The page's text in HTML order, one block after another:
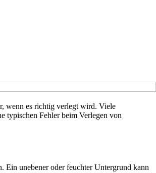
wenn es richtig verlegt wird. Viele
typischen Fehler beim Verlegen von
Ein unebener oder feuchter Untergrund kann